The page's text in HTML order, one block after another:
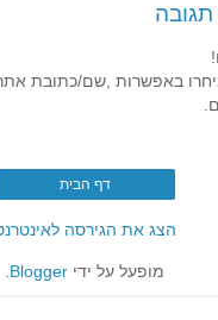
באפשרות ,שם/כתובת
דף הבית
הצג את הגירסה
מופעל על ידי Blogger